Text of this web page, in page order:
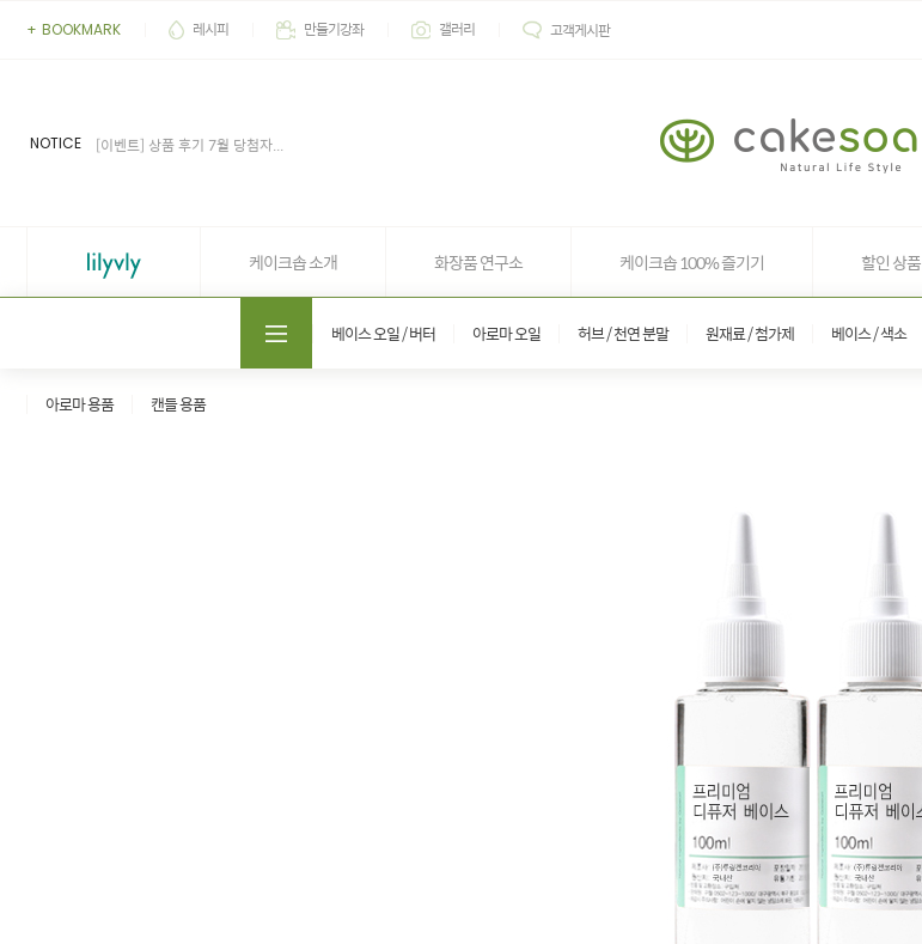
+ BOOKMARK 레시피 만들기강좌 갤러리 고객게시판
NOTICE
[이벤트] 상품 후기 7월 당첨자...
케이크솝 소개 화장품 연구소 케이크솝 100% 즐기기 할인 상품
베이스 오일 / 버터 아로마 오일 허브 / 천연 분말 원재료 / 첨가제 베이스 / 색소
아로마 용품 캔들 용품